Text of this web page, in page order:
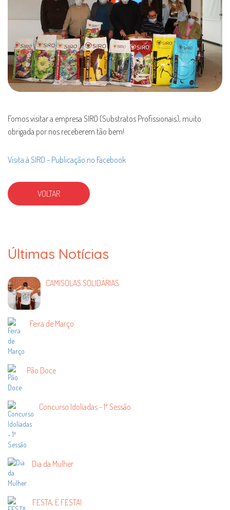
Fomos visitar a empresa SIRO (Substratos Profissionais), muito
obrigada por nos receberem tão bem!
Visita à SIRO - Publicação no Facebook
VOLTAR
Últimas Notícias
CAMISOLAS SOLIDÁRIAS
Feira de Março
Pão Doce
Concurso Idolíadas - 1ª Sessão
Dia da Mulher
FESTA, É FESTA!